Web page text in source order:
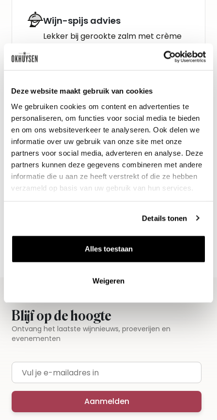
Deze website maakt gebruik van cookies
We gebruiken cookies om content en advertenties te
personaliseren, om functies voor social media te bieden
en om ons websiteverkeer te analyseren. Ook delen we
informatie over uw gebruik van onze site met onze
partners voor social media, adverteren en analyse. Deze
partners kunnen deze gegevens combineren met andere
informatie die u aan ze heeft verstrekt of die ze hebben
verzameld op basis van uw gebruik van hun services.
Details tonen
Alles toestaan
Weigeren
Wijn-spijs advies
Lekker bij gerookte zalm met crème
fraiche, gepocheerde witvis, caesar
Nieuws & inspiratie in Vineé Vineuse
Vandaag voor 12.00 uur besteld, morgen in huis
Gratis thuisbezorgd vanaf €115,00
Iedere wijn per fles te bestellen
Blijf op de hoogte
Ontvang het laatste wijnnieuws, proeverijen en
evenementen
E-mailadres
Aanmelden